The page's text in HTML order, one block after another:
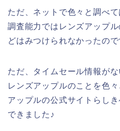
ただ、ネットで色々と調べ
調査能力ではレンズアップ
どはみつけられなかったので
ただ、タイムセール情報が
レンズアップルのことを色
アップルの公式サイトらし
できました♪